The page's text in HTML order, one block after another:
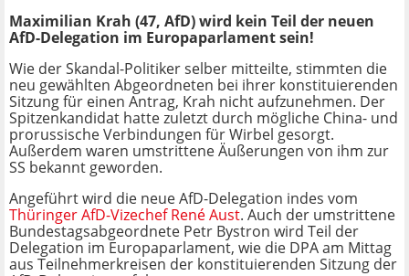
Maximilian Krah (47, AfD) wird kein Teil der neuen
AfD-Delegation im Europaparlament sein!
Wie der Skandal-Politiker selber mitteilte, stimmten die
neu gewählten Abgeordneten bei ihrer konstituierenden
Sitzung für einen Antrag, Krah nicht aufzunehmen. Der
Spitzenkandidat hatte zuletzt durch mögliche China- und
prorussische Verbindungen für Wirbel gesorgt.
Außerdem waren umstrittene Äußerungen von ihm zur
SS bekannt geworden.
Angeführt wird die neue AfD-Delegation indes vom
Thüringer AfD-Vizechef René Aust. Auch der umstrittene
Bundestagsabgeordnete Petr Bystron wird Teil der
Delegation im Europaparlament, wie die DPA am Mittag
aus Teilnehmerkreisen der konstituierenden Sitzung der